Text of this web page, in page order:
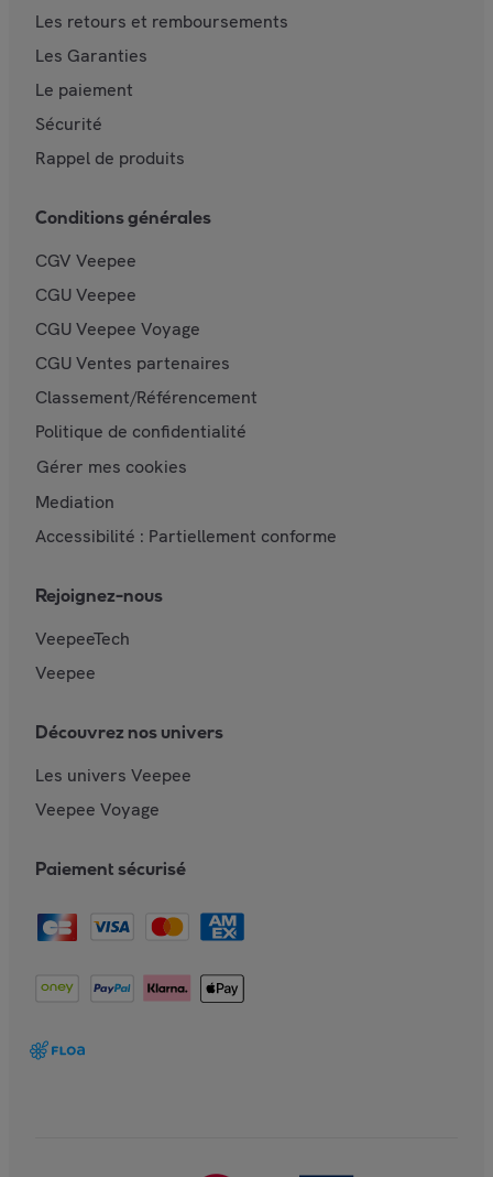
Les retours et remboursements
Les Garanties
Le paiement
Sécurité
Rappel de produits
Conditions générales
CGV Veepee
CGU Veepee
CGU Veepee Voyage
CGU Ventes partenaires
Classement/Référencement
Politique de confidentialité
Gérer mes cookies
Mediation
Accessibilité : Partiellement conforme
Rejoignez-nous
VeepeeTech
Veepee
Découvrez nos univers
Les univers Veepee
Veepee Voyage
Paiement sécurisé